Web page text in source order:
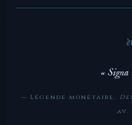
« Signa
— Légende monétaire,
av.